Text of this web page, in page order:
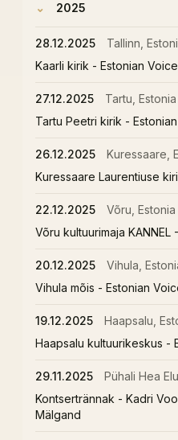
2025
28.12.2025
Tallinn,
Kaarli kirik - Estonian
27.12.2025
Tartu, Estonia
Tartu Peetri kirik -
26.12.2025
Kuressaare,
Kuressaare Laurentiuse
22.12.2025
Võru, Estonia
Võru kultuurimaja KANNEL
20.12.2025
Vihula,
Vihula mõis - Estonian
19.12.2025
Haapsalu,
Haapsalu kultuurikeskus -
29.11.2025
Pühali Hea
Kontsertrännak - Kadri
Mälgand